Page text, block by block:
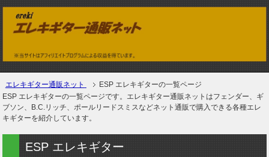
エレキギター通販ネット
ESP エレキギターの一覧ページ
ESP エレキギターの一覧ページです。エレキギター通販ネットはフェンダー、ギ
ブソン、B.C.リッチ、ポールリードスミスなどネット通販で購入できる各種エレ
キギターを紹介しています。
ESP エレキギター